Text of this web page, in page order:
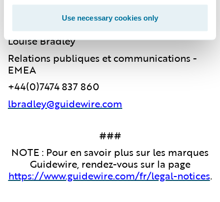
Use necessary cookies only
Louise Bradley
Relations publiques et communications -
EMEA
+44(0)7474 837 860
lbradley@guidewire.com
###
NOTE : Pour en savoir plus sur les marques
Guidewire, rendez-vous sur la page
https://www.guidewire.com/fr/legal-notices.